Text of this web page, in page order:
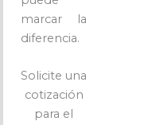
marcar la
diferencia.
Solicite una
cotización
para el